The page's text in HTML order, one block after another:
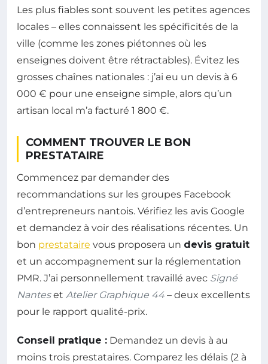
Les plus fiables sont souvent les petites agences
locales – elles connaissent les spécificités de la
ville (comme les zones piétonnes où les
enseignes doivent être rétractables). Évitez les
grosses chaînes nationales : j’ai eu un devis à 6
000 € pour une enseigne simple, alors qu’un
artisan local m’a facturé 1 800 €.
COMMENT TROUVER LE BON
PRESTATAIRE
Commencez par demander des
recommandations sur les groupes Facebook
d’entrepreneurs nantois. Vérifiez les avis Google
et demandez à voir des réalisations récentes. Un
bon prestataire vous proposera un devis gratuit
et un accompagnement sur la réglementation
PMR. J’ai personnellement travaillé avec Signé
Nanteset Atelier Graphique 44– deux excellents
pour le rapport qualité-prix.
Conseil pratique : Demandez un devis à au
moins trois prestataires. Comparez les délais (2 à